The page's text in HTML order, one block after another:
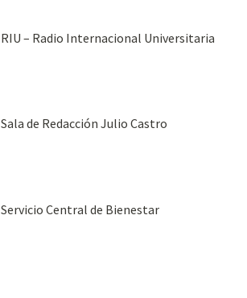
RIU – Radio Internacional Universitaria
Sala de Redacción Julio Castro
Servicio Central de Bienestar